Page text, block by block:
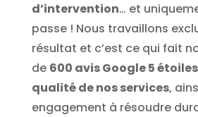
d’intervention… et
passe ! Nous travaillons
résultat et c’est ce qui fait
de 600 avis Google 5 étoiles
qualité de nos services,
engagement à résoudre